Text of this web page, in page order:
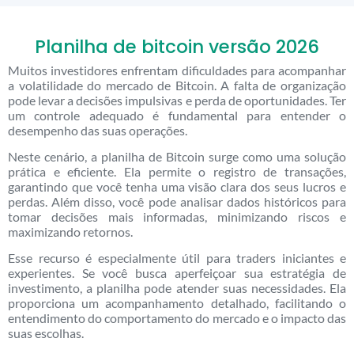
Planilha de bitcoin versão 2026
Muitos investidores enfrentam dificuldades para acompanhar
a volatilidade do mercado de Bitcoin. A falta de organização
pode levar a decisões impulsivas e perda de oportunidades. Ter
um controle adequado é fundamental para entender o
desempenho das suas operações.
Neste cenário, a planilha de Bitcoin surge como uma solução
prática e eficiente. Ela permite o registro de transações,
garantindo que você tenha uma visão clara dos seus lucros e
perdas. Além disso, você pode analisar dados históricos para
tomar decisões mais informadas, minimizando riscos e
maximizando retornos.
Esse recurso é especialmente útil para traders iniciantes e
experientes. Se você busca aperfeiçoar sua estratégia de
investimento, a planilha pode atender suas necessidades. Ela
proporciona um acompanhamento detalhado, facilitando o
entendimento do comportamento do mercado e o impacto das
suas escolhas.